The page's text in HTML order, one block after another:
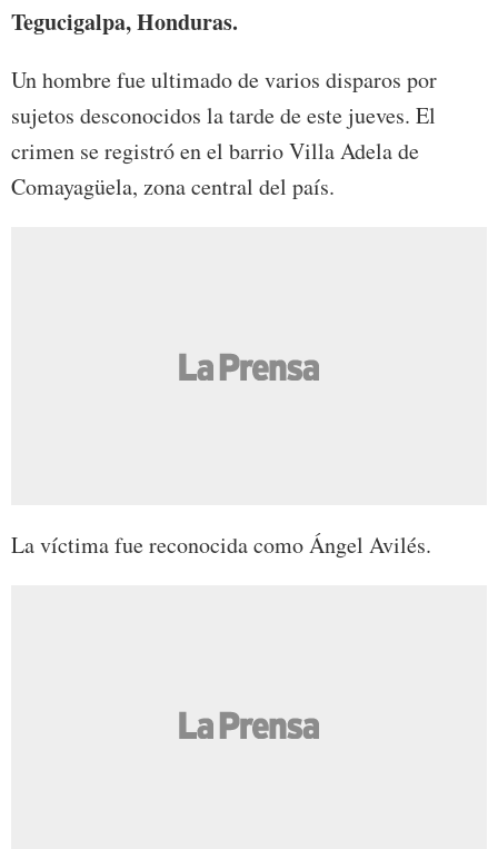
Tegucigalpa, Honduras.
Un hombre fue ultimado de varios disparos por
sujetos desconocidos la tarde de este jueves. El
crimen se registró en el barrio Villa Adela de
Comayagüela, zona central del país.
La víctima fue reconocida como Ángel Avilés.